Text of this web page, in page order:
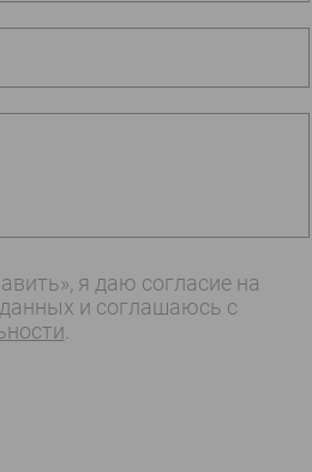
я даю согласие на
и соглашаюсь c